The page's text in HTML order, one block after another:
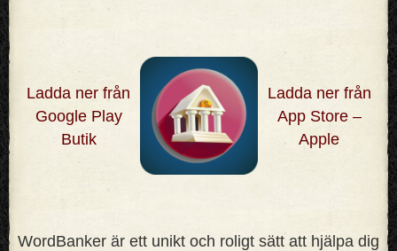
Ladda ner från
Google Play
Butik
Ladda ner från
App Store –
Apple
WordBanker är ett unikt och roligt sätt att hjälpa dig